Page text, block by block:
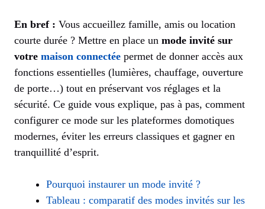
En bref : Vous accueillez famille, amis ou location
courte durée ? Mettre en place un mode invité sur
votre maison connectée permet de donner accès aux
fonctions essentielles (lumières, chauffage, ouverture
de porte…) tout en préservant vos réglages et la
sécurité. Ce guide vous explique, pas à pas, comment
configurer ce mode sur les plateformes domotiques
modernes, éviter les erreurs classiques et gagner en
tranquillité d’esprit.
Pourquoi instaurer un mode invité ?
Tableau : comparatif des modes invités sur les